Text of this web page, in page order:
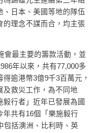
、日本、美國等地的隊伍
的理念不謀而合，均主張
會最主要的籌款活動，並
年以來，共有77,000多
逾港幣3億9千3百萬元，
及救災工作，為不同地
行者」近年已發展為國
年共有16個「樂施毅行
包括澳洲、比利時、英